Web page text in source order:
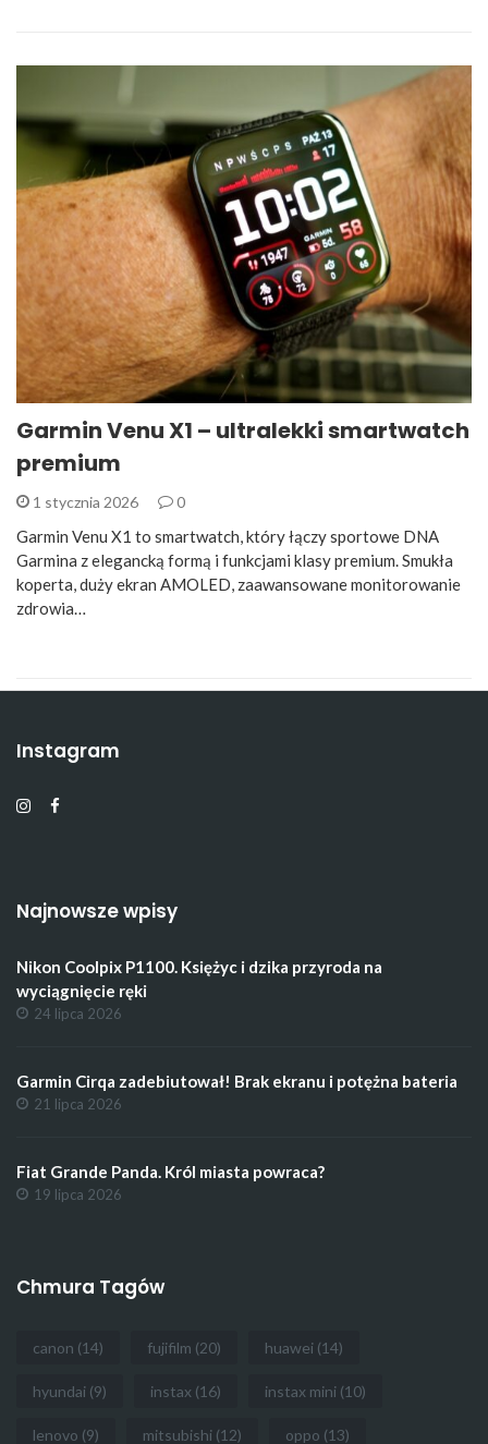
Garmin Venu X1 – ultralekki smartwatch
premium
1 stycznia 2026 0
Garmin Venu X1 to smartwatch, który łączy sportowe DNA
Garmina z elegancką formą i funkcjami klasy premium. Smukła
koperta, duży ekran AMOLED, zaawansowane monitorowanie
zdrowia…
Instagram
Najnowsze wpisy
Nikon Coolpix P1100. Księżyc i dzika przyroda na
wyciągnięcie ręki
24 lipca 2026
Garmin Cirqa zadebiutował! Brak ekranu i potężna bateria
21 lipca 2026
Fiat Grande Panda. Król miasta powraca?
19 lipca 2026
Chmura Tagów
canon (14) fujifilm (20) huawei (14)
hyundai (9) instax (16) instax mini (10)
lenovo (9) mitsubishi (12) oppo (13)